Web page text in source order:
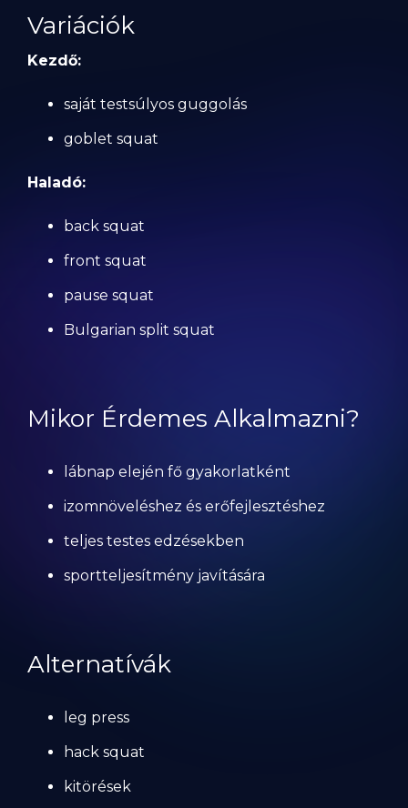
Variációk
Kezdő:
saját testsúlyos guggolás
goblet squat
Haladó:
back squat
front squat
pause squat
Bulgarian split squat
Mikor Érdemes Alkalmazni?
lábnap elején fő gyakorlatként
izomnöveléshez és erőfejlesztéshez
teljes testes edzésekben
sportteljesítmény javítására
Alternatívák
leg press
hack squat
kitörések